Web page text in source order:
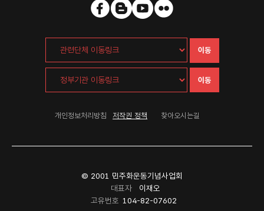
이동
이동
개인정보처리방침 저작권 정책 찾아오시는길
© 2001 민주화운동기념사업회
대표자
이재오
고유번호 104-82-07602